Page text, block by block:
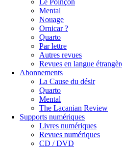
Le Poinçon
Mental
Nouage
Ornicar ?
Quarto
Par lettre
Autres revues
Revues en langue
Abonnements
La Cause du désir
Quarto
Mental
The Lacanian Review
Supports numériques
Livres numériques
Revues numériques
CD / DVD